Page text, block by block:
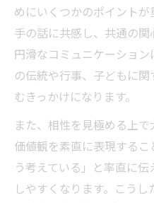
めにいくつかのポイント
手の話に共感し、共通の
円滑なコミュニケーショ
の伝統や行事、子どもに
むきっかけになります。
また、相性を見極める上
価値観を素直に表現する
う考えている」と率直に
しやすくなります。こう